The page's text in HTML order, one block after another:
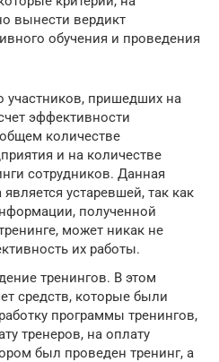
вынести вердикт
обучения и проведения
участников, пришедших на
эффективности
количестве
и на количестве
сотрудников. Данная
устаревшей, так как
полученной
может никак не
их работы.
тренингов. В этом
средств, которые были
программы тренингов,
тренеров, на оплату
был проведен тренинг, а